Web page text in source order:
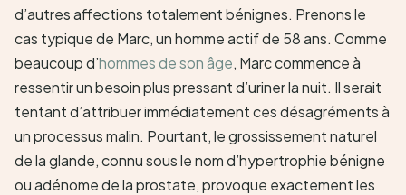
d’autres affections totalement bénignes. Prenons le
cas typique de Marc, un homme actif de 58 ans. Comme
beaucoup d’hommes de son âge, Marc commence à
ressentir un besoin plus pressant d’uriner la nuit. Il serait
tentant d’attribuer immédiatement ces désagréments à
un processus malin. Pourtant, le grossissement naturel
de la glande, connu sous le nom d’hypertrophie bénigne
ou adénome de la prostate, provoque exactement les